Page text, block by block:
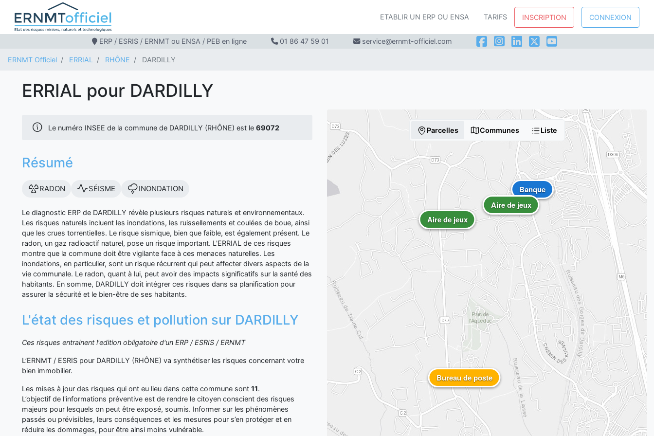
ETABLIR UN ERP OU ENSA TARIFS INSCRIPTION CONNEXION
ERP / ESRIS / ERNMT ou ENSA / PEB en ligne 01 86 47 59 01 service@ernmt-officiel.com
ERNMT Officiel ERRIAL RHÔNE DARDILLY
ERRIAL pour DARDILLY
Le numéro INSEE de la commune de DARDILLY (RHÔNE) est le 69072
Résumé
RADON SÉISME INONDATION
Le diagnostic ERP de DARDILLY révèle plusieurs risques naturels et environnementaux.
Les risques naturels incluent les inondations, les ruissellements et coulées de boue, ainsi
que les crues torrentielles. Le risque sismique, bien que faible, est également présent. Le
radon, un gaz radioactif naturel, pose un risque important. L'ERRIAL de ces risques
montre que la commune doit être vigilante face à ces menaces naturelles. Les
inondations, en particulier, sont un risque récurrent qui peut affecter divers aspects de la
vie communale. Le radon, quant à lui, peut avoir des impacts significatifs sur la santé des
habitants. En somme, DARDILLY doit intégrer ces risques dans sa planification pour
assurer la sécurité et le bien-être de ses habitants.
L'état des risques et pollution sur DARDILLY
Ces risques entrainent l'edition obligatoire d'un ERP / ESRIS / ERNMT
L’ERNMT / ESRIS pour DARDILLY (RHÔNE) va synthétiser les risques concernant votre
bien immobilier.
Les mises à jour des risques qui ont eu lieu dans cette commune sont 11.
L’objectif de l'informations préventive est de rendre le citoyen conscient des risques
majeurs pour lesquels on peut être exposé, soumis. Informer sur les phénomènes
passés ou prévisibles, leurs conséquences et les mesures pour s’en protéger et en
réduire les dommages, pour être ainsi moins vulnérable.
Parcelles Communes Liste
Aire de jeux
Aire de jeux
Banque
Bureau de poste